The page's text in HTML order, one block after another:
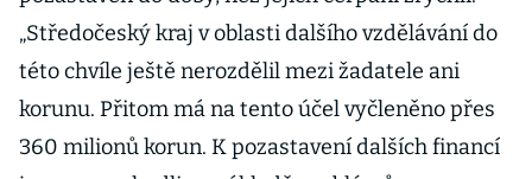
„Středočeský kraj v oblasti dalšího vzdělávání do
této chvíle ještě nerozdělil mezi žadatele ani
korunu. Přitom má na tento účel vyčleněno přes
360 milionů korun. K pozastavení dalších financí